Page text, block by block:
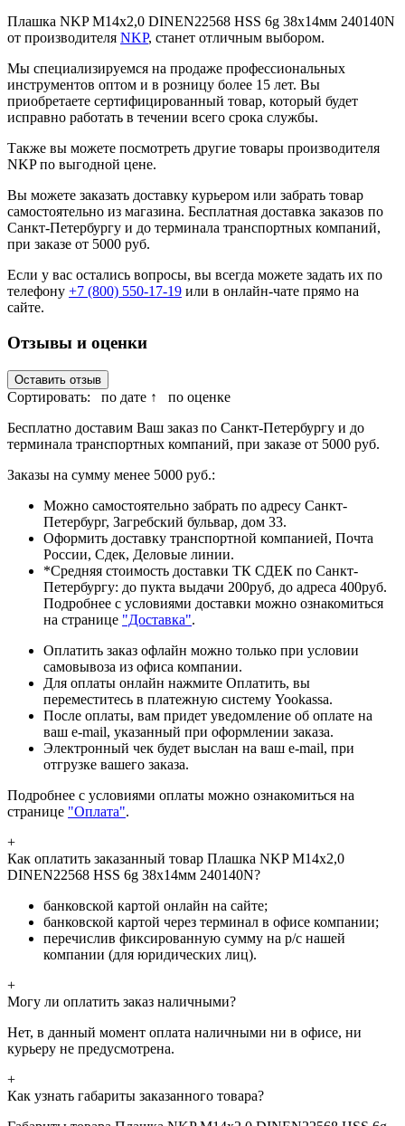
Плашка NKP М14х2,0 DINEN22568 HSS 6g 38х14мм 240140N
от производителя NKP, станет отличным выбором.
Мы специализируемся на продаже профессиональных
инструментов оптом и в розницу более 15 лет. Вы
приобретаете сертифицированный товар, который будет
исправно работать в течении всего срока службы.
Также вы можете посмотреть другие товары производителя
NKP по выгодной цене.
Вы можете заказать доставку курьером или забрать товар
самостоятельно из магазина. Бесплатная доставка заказов по
Санкт-Петербургу и до терминала транспортных компаний,
при заказе от 5000 руб.
Если у вас остались вопросы, вы всегда можете задать их по
телефону +7 (800) 550-17-19 или в онлайн-чате прямо на
сайте.
Отзывы и оценки
Оставить отзыв
Сортировать: по дате ↑
по оценке
Бесплатно доставим Ваш заказ по Санкт-Петербургу и до
терминала транспортных компаний, при заказе от 5000 руб.
Заказы на сумму менее 5000 руб.:
Можно самостоятельно забрать по адресу Санкт-
Петербург, Загребский бульвар, дом 33.
Оформить доставку транспортной компанией, Почта
России, Сдек, Деловые линии.
*Средняя стоимость доставки ТК СДЕК по Санкт-
Петербургу: до пукта выдачи 200руб, до адреса 400руб.
Подробнее с условиями доставки можно ознакомиться
на странице "Доставка".
Оплатить заказ офлайн можно только при условии
самовывоза из офиса компании.
Для оплаты онлайн нажмите Оплатить, вы
переместитесь в платежную систему Yookassa.
После оплаты, вам придет уведомление об оплате на
ваш e-mail, указанный при оформлении заказа.
Электронный чек будет выслан на ваш e-mail, при
отгрузке вашего заказа.
Подробнее с условиями оплаты можно ознакомиться на
странице "Оплата".
+
Как оплатить заказанный товар Плашка NKP М14х2,0
DINEN22568 HSS 6g 38х14мм 240140N?
банковской картой онлайн на сайте;
банковской картой через терминал в офисе компании;
перечислив фиксированную сумму на р/с нашей
компании (для юридических лиц).
+
Могу ли оплатить заказ наличными?
Нет, в данный момент оплата наличными ни в офисе, ни
курьеру не предусмотрена.
+
Как узнать габариты заказанного товара?